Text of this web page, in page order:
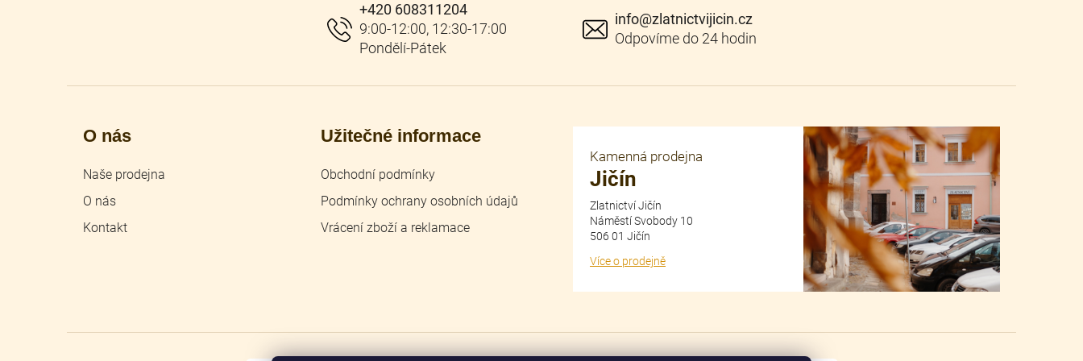
info@zlatnictvijicin.cz
+420 608311204
O nás
Naše prodejna
O nás
Kontakt
Užitečné informace
Obchodní podmínky
Podmínky ochrany osobních údajů
Vrácení zboží a reklamace
Kamenná prodejna
Jičín
Zlatnictví Jičín
Náměstí Svobody 10
506 01 Jičín
Více o prodejně